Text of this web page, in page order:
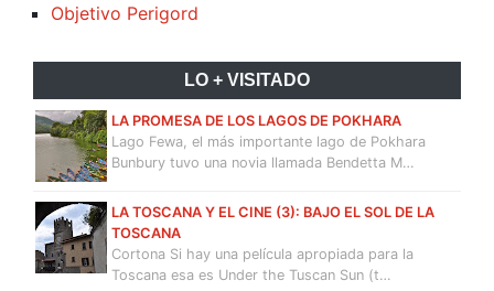
Objetivo Perigord
LO + VISITADO
LA PROMESA DE LOS LAGOS DE POKHARA
Lago Fewa, el más importante lago de Pokhara
Bunbury tuvo una novia llamada Bendetta M…
LA TOSCANA Y EL CINE (3): BAJO EL SOL DE LA
TOSCANA
Cortona Si hay una película apropiada para la
Toscana esa es Under the Tuscan Sun (t…